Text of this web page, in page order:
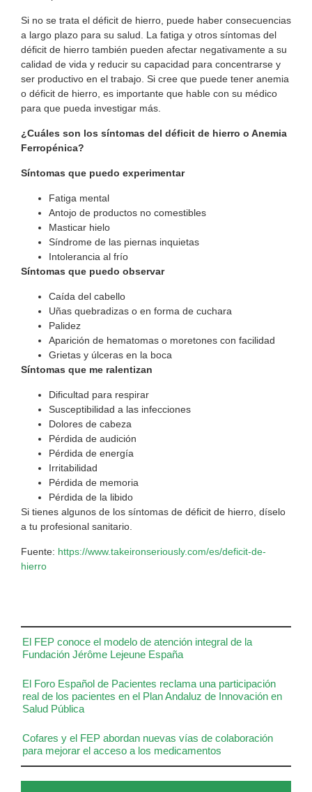
El FEP conoce el modelo de atención integral de la
Fundación Jérôme Lejeune España
El Foro Español de Pacientes reclama una participación
real de los pacientes en el Plan Andaluz de Innovación en
Salud Pública
Cofares y el FEP abordan nuevas vías de colaboración
para mejorar el acceso a los medicamentos
Si no se trata el déficit de hierro, puede haber consecuencias
a largo plazo para su salud. La fatiga y otros síntomas del
déficit de hierro también pueden afectar negativamente a su
calidad de vida y reducir su capacidad para concentrarse y
ser productivo en el trabajo. Si cree que puede tener anemia
o déficit de hierro, es importante que hable con su médico
para que pueda investigar más.
¿Cuáles son los síntomas del déficit de hierro o Anemia
Ferropénica?
Síntomas que puedo experimentar
Fatiga mental
Antojo de productos no comestibles
Masticar hielo
Síndrome de las piernas inquietas
Intolerancia al frío
Síntomas que puedo observar
Caída del cabello
Uñas quebradizas o en forma de cuchara
Palidez
Aparición de hematomas o moretones con facilidad
Grietas y úlceras en la boca
Síntomas que me ralentizan
Dificultad para respirar
Susceptibilidad a las infecciones
Dolores de cabeza
Pérdida de audición
Pérdida de energía
Irritabilidad
Pérdida de memoria
Pérdida de la libido
Si tienes algunos de los síntomas de déficit de hierro, díselo
a tu profesional sanitario.
Fuente: https://www.takeironseriously.com/es/deficit-de-
hierro